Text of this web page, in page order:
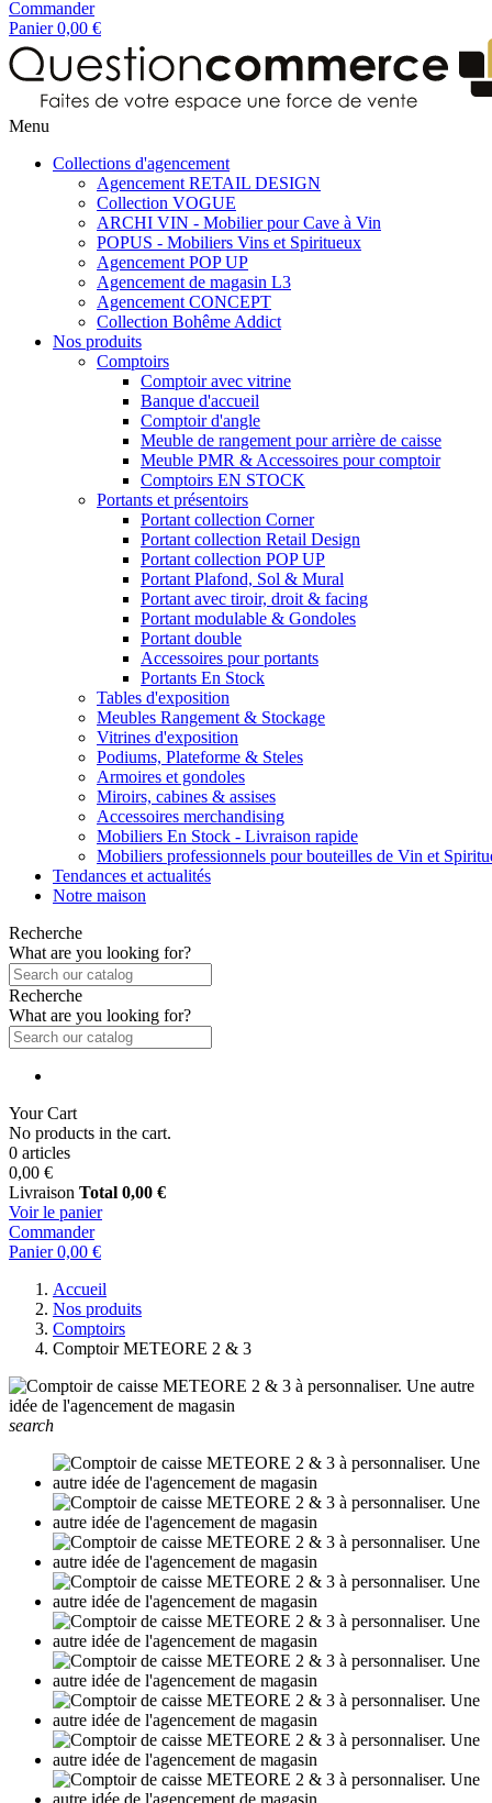
Commander
Panier 0,00 €
Menu
Collections d'agencement
Agencement RETAIL DESIGN
Collection VOGUE
ARCHI VIN - Mobilier pour Cave à Vin
POPUS - Mobiliers Vins et Spiritueux
Agencement POP UP
Agencement de magasin L3
Agencement CONCEPT
Collection Bohême Addict
Nos produits
Comptoirs
Comptoir avec vitrine
Banque d'accueil
Comptoir d'angle
Meuble de rangement pour arrière de caisse
Meuble PMR & Accessoires pour comptoir
Comptoirs EN STOCK
Portants et présentoirs
Portant collection Corner
Portant collection Retail Design
Portant collection POP UP
Portant Plafond, Sol & Mural
Portant avec tiroir, droit & facing
Portant modulable & Gondoles
Portant double
Accessoires pour portants
Portants En Stock
Tables d'exposition
Meubles Rangement & Stockage
Vitrines d'exposition
Podiums, Plateforme & Steles
Armoires et gondoles
Miroirs, cabines & assises
Accessoires merchandising
Mobiliers En Stock - Livraison rapide
Mobiliers professionnels pour bouteilles de Vin et
Tendances et actualités
Notre maison
Recherche
What are you looking for?
Recherche
What are you looking for?
Your Cart
No products in the cart.
0 articles
0,00 €
Livraison Total 0,00 €
Voir le panier
Commander
Panier 0,00 €
Accueil
Nos produits
Comptoirs
Comptoir METEORE 2 & 3
search